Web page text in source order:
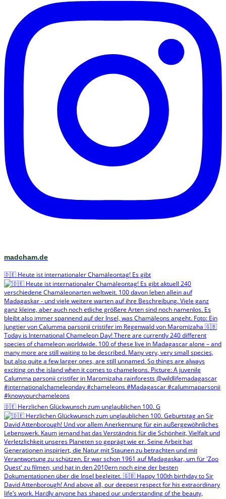
madcham.de
🇩🇪 Heute ist internationaler Chamäleontag! Es gibt
🇩🇪 Herzlichen Glückwunsch zum unglaublichen 100. G